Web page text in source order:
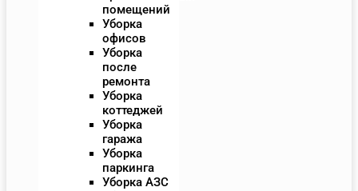
помещений
Уборка
офисов
Уборка
после
ремонта
Уборка
коттеджей
Уборка
гаража
Уборка
паркинга
Уборка АЗС